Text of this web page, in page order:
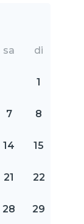
sa di
1
7 8
14 15
21 22
28 29